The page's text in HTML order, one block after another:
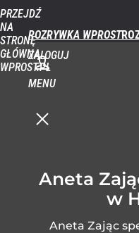
PRZEJDŹ
NA
STRONĘ
GŁÓWNĄ
WPROST.PL
ROZRYWKA WPROST
ZALOGUJ
MENU
Aneta
w
Aneta Zając